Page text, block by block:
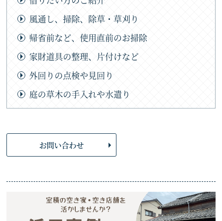
風通し、掃除、除草・草刈り
帰省前など、使用直前のお掃除
家財道具の整理、片付けなど
外回りの点検や見回り
庭の草木の手入れや水遣り
お問い合わせ